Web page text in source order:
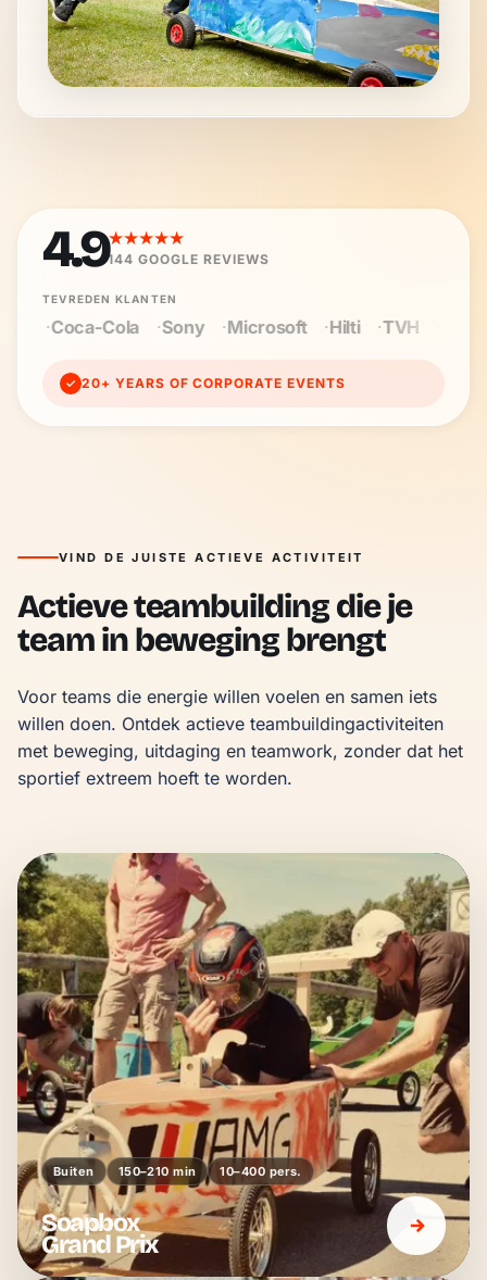
4.9★★★★★
144 GOOGLE REVIEWS
TEVREDEN KLANTEN
Sony Microsoft Hilti TVH Baloise
✓ 20+ YEARS OF CORPORATE EVENTS
VIND DE JUISTE ACTIEVE ACTIVITEIT
Actieve teambuilding die je
team in beweging brengt
Voor teams die energie willen voelen en samen iets
willen doen. Ontdek actieve teambuildingactiviteiten
met beweging, uitdaging en teamwork, zonder dat het
sportief extreem hoeft te worden.
Buiten 150–210 min 10–400 pers.
Soapbox
Grand Prix